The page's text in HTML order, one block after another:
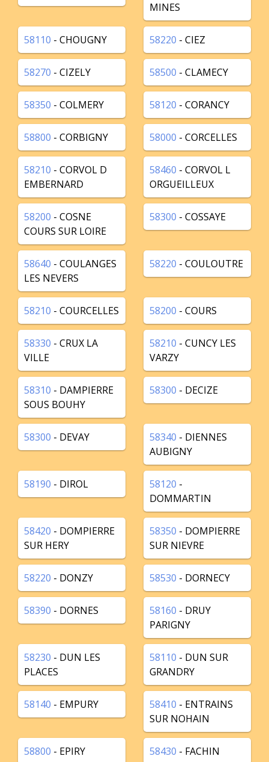
MINES
58110 - CHOUGNY 58220 - CIEZ
58270 - CIZELY 58500 - CLAMECY
58350 - COLMERY 58120 - CORANCY
58800 - CORBIGNY 58000 - CORCELLES
58210 - CORVOL D
EMBERNARD
58460 - CORVOL L
ORGUEILLEUX
58200 - COSNE
COURS SUR LOIRE
58300 - COSSAYE
58640 - COULANGES
LES NEVERS
58220 - COULOUTRE
58210 - COURCELLES 58200 - COURS
58330 - CRUX LA
VILLE
58210 - CUNCY LES
VARZY
58310 - DAMPIERRE
SOUS BOUHY
58300 - DECIZE
58300 - DEVAY 58340 - DIENNES
AUBIGNY
58190 - DIROL 58120 -
DOMMARTIN
58420 - DOMPIERRE
SUR HERY
58350 - DOMPIERRE
SUR NIEVRE
58220 - DONZY 58530 - DORNECY
58390 - DORNES 58160 - DRUY
PARIGNY
58230 - DUN LES
PLACES
58110 - DUN SUR
GRANDRY
58140 - EMPURY 58410 - ENTRAINS
SUR NOHAIN
58800 - EPIRY 58430 - FACHIN